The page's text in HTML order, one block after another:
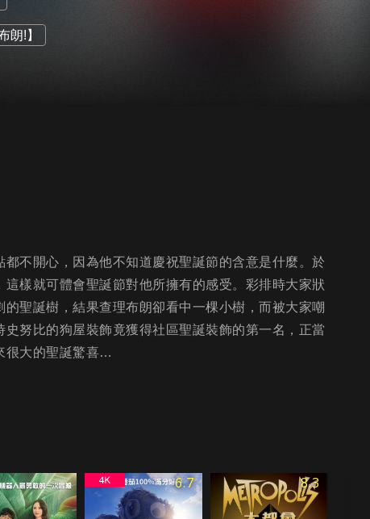
朗!】
不開心，因為他不知道慶祝聖誕節的含意是什麼。於
樣就可體會聖誕節對他所擁有的感受。彩排時大家狀
聖誕樹，結果查理布朗卻看中一棵小樹，而被大家嘲
努比的狗屋裝飾竟獲得社區聖誕裝飾的第一名，正當
很大的聖誕驚喜…
6.7 8.3